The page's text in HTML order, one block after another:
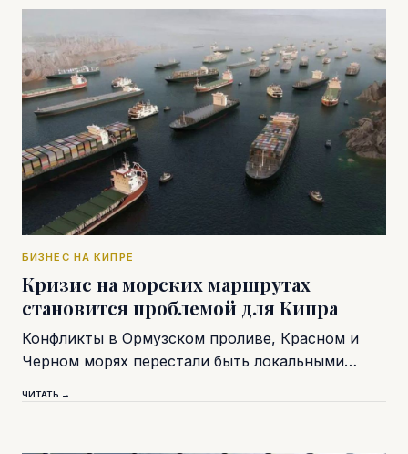
БИЗНЕС НА КИПРЕ
Кризис на морских маршрутах
становится проблемой для Кипра
Конфликты в Ормузском проливе, Красном и
Черном морях перестали быть локальными…
ЧИТАТЬ →